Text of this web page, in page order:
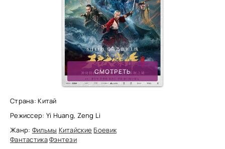
СМОТРЕТЬ
Страна: Китай
Режиссер: Yi Huang, Zeng Li
Жанр: Фильмы Китайские Боевик
ФантастикаФэнтези